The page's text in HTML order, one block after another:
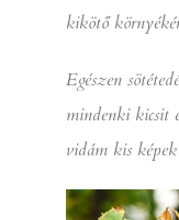
kikötő
Egészen
mindenki kicsit
vidám kis